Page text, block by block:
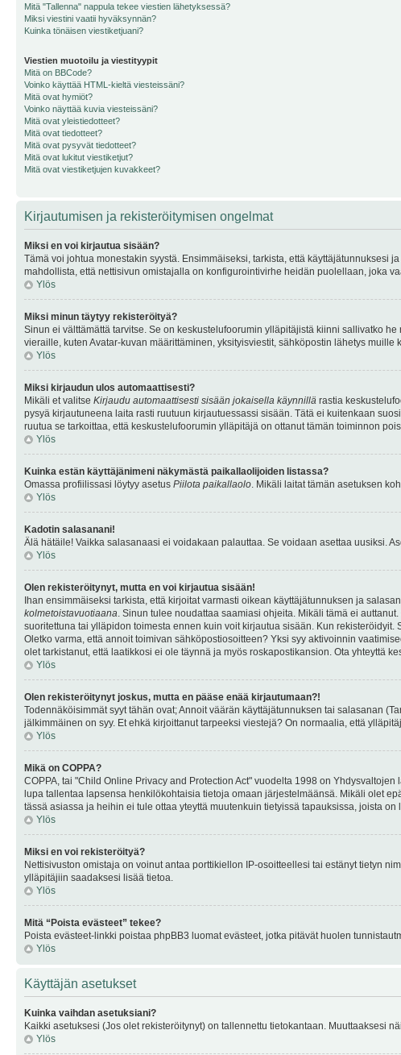
Mitä "Tallenna" nappula tekee viestien lähetyksessä?
Miksi viestini vaatii hyväksynnän?
Kuinka tönäisen viestiketjuani?
Viestien muotoilu ja viestityypit
Mitä on BBCode?
Voinko käyttää HTML-kieltä viesteissäni?
Mitä ovat hymiöt?
Voinko näyttää kuvia viesteissäni?
Mitä ovat yleistiedotteet?
Mitä ovat tiedotteet?
Mitä ovat pysyvät tiedotteet?
Mitä ovat lukitut viestiketjut?
Mitä ovat viestiketjujen kuvakkeet?
Kirjautumisen ja rekisteröitymisen ongelmat
Miksi en voi kirjautua sisään?
Tämä voi johtua monestakin syystä. Ensimmäiseksi, tarkista, että käyttäjätunnuksesi
mahdollista, että nettisivun omistajalla on konfigurointivirhe heidän puolellaan, joka
Ylös
Miksi minun täytyy rekisteröityä?
Sinun ei välttämättä tarvitse. Se on keskustelufoorumin ylläpitäjistä kiinni sallivatko
vieraille, kuten Avatar-kuvan määrittäminen, yksityisviestit, sähköpostin lähetys
Ylös
Miksi kirjaudun ulos automaattisesti?
Mikäli et valitse Kirjaudu automaattisesti sisään jokaisella käynnillä rastia
pysyä kirjautuneena laita rasti ruutuun kirjautuessassi sisään. Tätä ei kuitenkaan
ruutua se tarkoittaa, että keskustelufoorumin ylläpitäjä on ottanut tämän toiminnon
Ylös
Kuinka estän käyttäjänimeni näkymästä paikallaolijoiden listassa?
Omassa profiilissasi löytyy asetus Piilota paikallaolo. Mikäli laitat tämän asetuksen
Ylös
Kadotin salasanani!
Älä hätäile! Vaikka salasanaasi ei voidakaan palauttaa. Se voidaan asettaa uusiksi.
Ylös
Olen rekisteröitynyt, mutta en voi kirjautua sisään!
Ihan ensimmäiseksi tarkista, että kirjoitat varmasti oikean käyttäjätunnuksen ja
kolmetoistavuotiaana. Sinun tulee noudattaa saamiasi ohjeita. Mikäli tämä ei
suoritettuna tai ylläpidon toimesta ennen kuin voit kirjautua sisään. Kun
Oletko varma, että annoit toimivan sähköpostiosoitteen? Yksi syy aktivoinnin
olet tarkistanut, että laatikkosi ei ole täynnä ja myös roskapostikansion. Ota yhteyttä
Ylös
Olen rekisteröitynyt joskus, mutta en pääse enää kirjautumaan?!
Todennäköisimmät syyt tähän ovat; Annoit väärän käyttäjätunnuksen tai salasanan
jälkimmäinen on syy. Et ehkä kirjoittanut tarpeeksi viestejä? On normaalia, että
Ylös
Mikä on COPPA?
COPPA, tai "Child Online Privacy and Protection Act" vuodelta 1998 on
lupa tallentaa lapsensa henkilökohtaisia tietoja omaan järjestelmäänsä. Mikäli olet
tässä asiassa ja heihin ei tule ottaa yteyttä muutenkuin tietyissä tapauksissa, joista on
Ylös
Miksi en voi rekisteröityä?
Nettisivuston omistaja on voinut antaa porttikiellon IP-osoitteellesi tai estänyt tietyn
ylläpitäjiin saadaksesi lisää tietoa.
Ylös
Mitä “Poista evästeet” tekee?
Poista evästeet-linkki poistaa phpBB3 luomat evästeet, jotka pitävät huolen
Ylös
Käyttäjän asetukset
Kuinka vaihdan asetuksiani?
Kaikki asetuksesi (Jos olet rekisteröitynyt) on tallennettu tietokantaan. Muuttaaksesi
Ylös